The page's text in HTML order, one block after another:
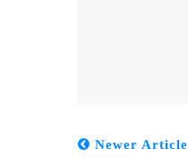
Newer Article